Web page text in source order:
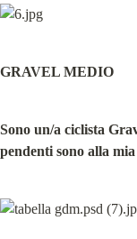
GRAVEL MEDIO
Sono un/a ciclista
pendenti sono alla